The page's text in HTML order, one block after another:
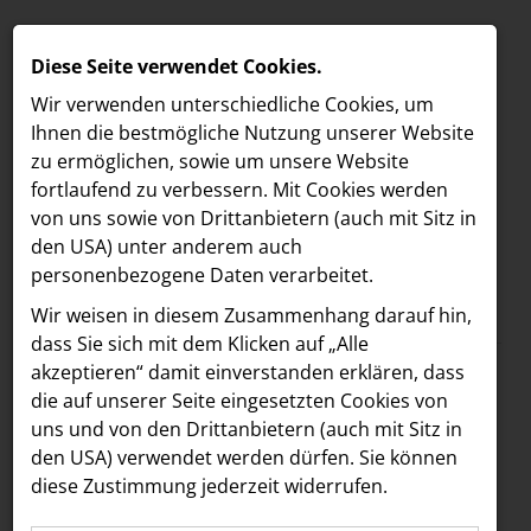
MELDUNGEN
LOEBELL NORDBERG
INNER
aehre
Astoria Artshow
B/S/H Hausgeräte
Meldungen / The Hoxton
Text Bilder
10.07.2024
Bouvier X X.O Grill:
Eigens kreierter X.O
Diese Seite verwendet Cookies.
Wir verwenden unterschiedliche Cookies, um
Ihnen die best­mögliche Nutzung unserer Website
zu ermöglichen, sowie um unsere Website
fortlaufend zu verbessern. Mit Cookies werden
von uns sowie von Drittanbietern (auch mit Sitz in
den USA) unter anderem auch
personenbezogene Daten verarbeitet.
Wir weisen in diesem Zusammenhang darauf hin,
dass Sie sich mit dem Klicken auf „Alle
akzeptieren“ damit ein­ver­standen erklären, dass
die auf unserer Seite eingesetzten Cookies von
uns und von den Drittanbietern (auch mit Sitz in
den USA) verwendet werden dürfen. Sie können
diese Zustimmung jederzeit widerrufen.